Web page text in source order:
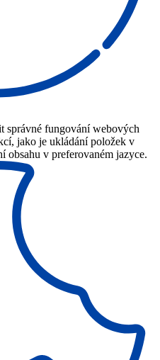
správné fungování webových
jako je ukládání položek v
obsahu v preferovaném jazyce.